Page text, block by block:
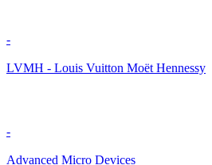
-
LVMH - Louis Vuitton Moët Hennessy
-
Advanced Micro Devices